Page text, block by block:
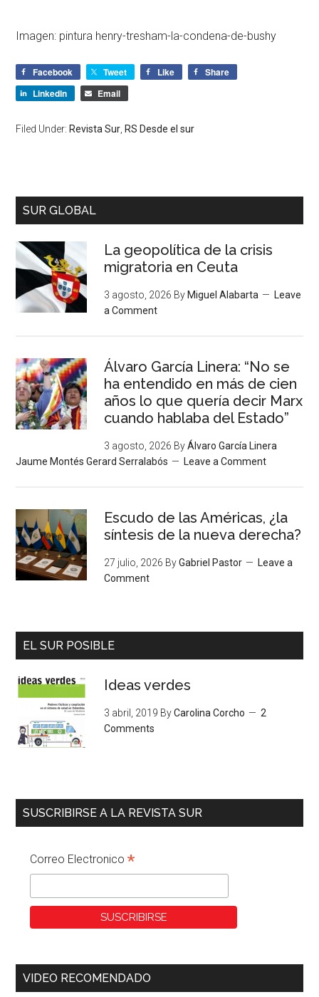
Imagen: pintura henry-tresham-la-condena-de-bushy
Facebook Tweet Like
Share
LinkedIn
Email
Filed Under: Revista Sur RS Desde el sur
SUR GLOBAL
La geopolítica de la crisis
migratoria en Ceuta
3 agosto, 2026 By Miguel Alabarta
Leave
a Comment
Álvaro García Linera: “No se
ha entendido en más de cien
años lo que quería decir Marx
cuando hablaba del Estado”
3 agosto, 2026 ByÁlvaro García Linera
Jaume Montés Gerard Serralabós
Leave a Comment
Escudo de las Américas, ¿la
síntesis de la nueva derecha?
27 julio, 2026 ByGabriel Pastor
Leave a
Comment
EL SUR POSIBLE
Ideas verdes
3 abril, 2019 ByCarolina Corcho
2
Comments
SUSCRIBIRSE A LA REVISTA SUR
Correo Electronico*
VIDEO RECOMENDADO